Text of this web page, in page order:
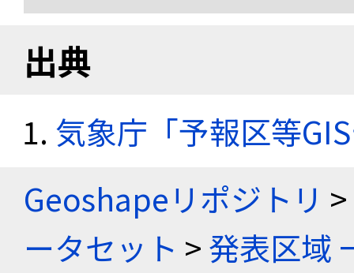
出典
気象庁「予報区等
Geoshapeリポジトリ >
ータセット >発表区域